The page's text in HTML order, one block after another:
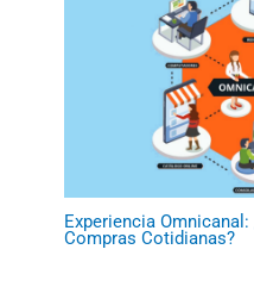
Experiencia
Compras Cotidianas?